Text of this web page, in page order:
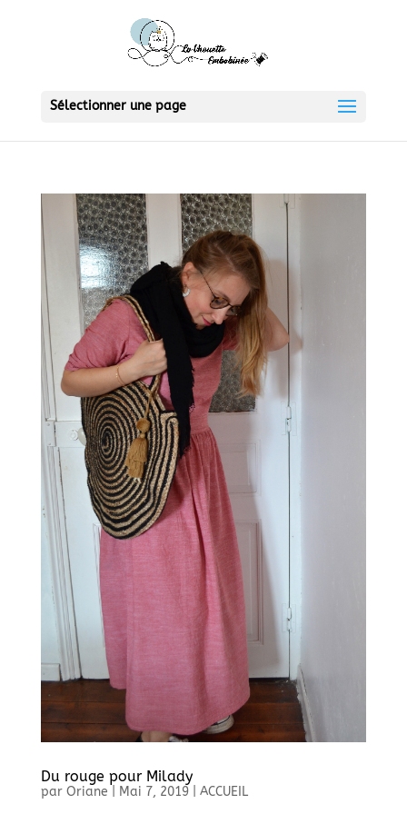
Sélectionner une page
Du rouge pour Milady
par Oriane Mai 7, 2019| ACCUEIL